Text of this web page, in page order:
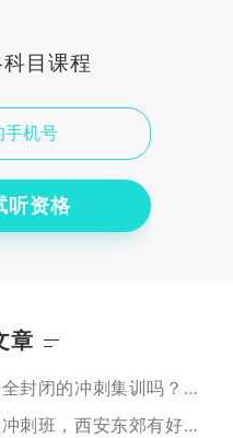
目课程
听资格
章
高三学习状态不好建议去全封闭的冲刺集训吗？西安哪个比较推荐？
想给孩子报个走读的高三冲刺班，西安东郊有好点的吗？